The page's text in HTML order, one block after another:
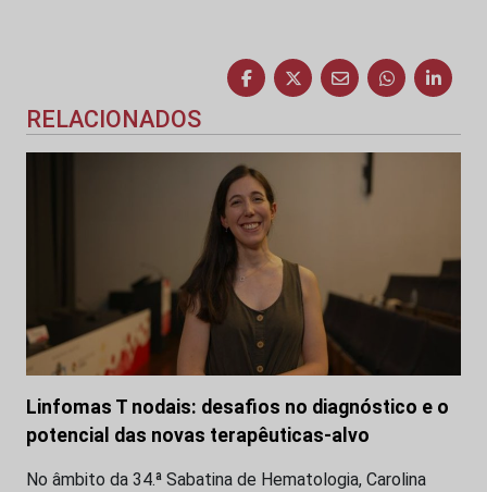
RELACIONADOS
Linfomas T nodais: desafios no diagnóstico e o
potencial das novas terapêuticas-alvo
No âmbito da 34.ª Sabatina de Hematologia, Carolina